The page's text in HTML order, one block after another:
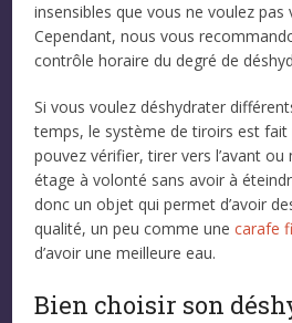
insensibles que vous ne voulez
Cependant, nous vous
contrôle horaire du degré de
Si vous voulez déshydrater
temps, le système de tiroirs est fait
pouvez vérifier, tirer vers l’avant
étage à volonté sans avoir à
donc un objet qui permet d’avoir
qualité, un peu comme unecarafe
d’avoir une meilleure eau.
Bien choisir son